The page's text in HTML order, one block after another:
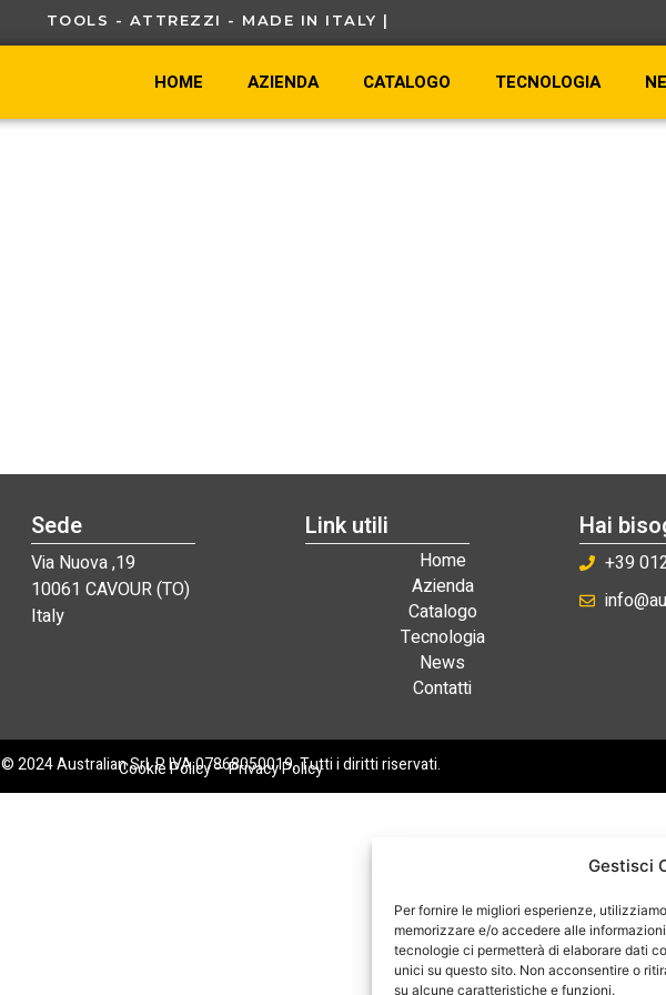
Gestisci
Per fornire le migliori esperienze,
memorizzare e/o accedere alle
tecnologie ci permetterà di elaborare dati
unici su questo sito. Non acconsentire o
su alcune caratteristiche e funzioni.
TOOLS - ATTREZZI - MADE IN ITALY |
HOME AZIENDA CATALOGO TECNOLOGIA
Sede
Via Nuova ,19
10061 CAVOUR (TO)
Italy
Link utili
Home
Azienda
Catalogo
Tecnologia
News
Contatti
Hai
+39
© 2024 Australian Srl. P. IVA 07868050019. Tutti i diritti riservati.
Cookie Policy–Privacy Policy